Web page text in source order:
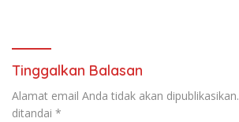
Tinggalkan Balasan
Alamat email Anda tidak akan dipublikasikan.
ditandai *